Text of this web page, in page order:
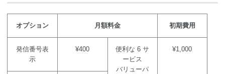
オプション 月額料金 初期費用
発信番号表
示
¥400
便利な 6 サ
ービス
バリューパ
¥1,000